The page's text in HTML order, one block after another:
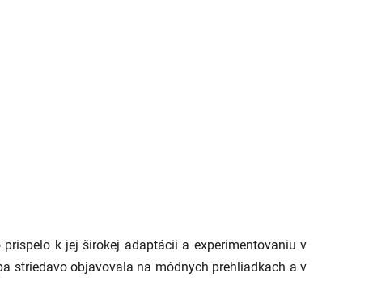
k jej širokej adaptácii a experimentovaniu v
striedavo objavovala na módnych prehliadkach a v